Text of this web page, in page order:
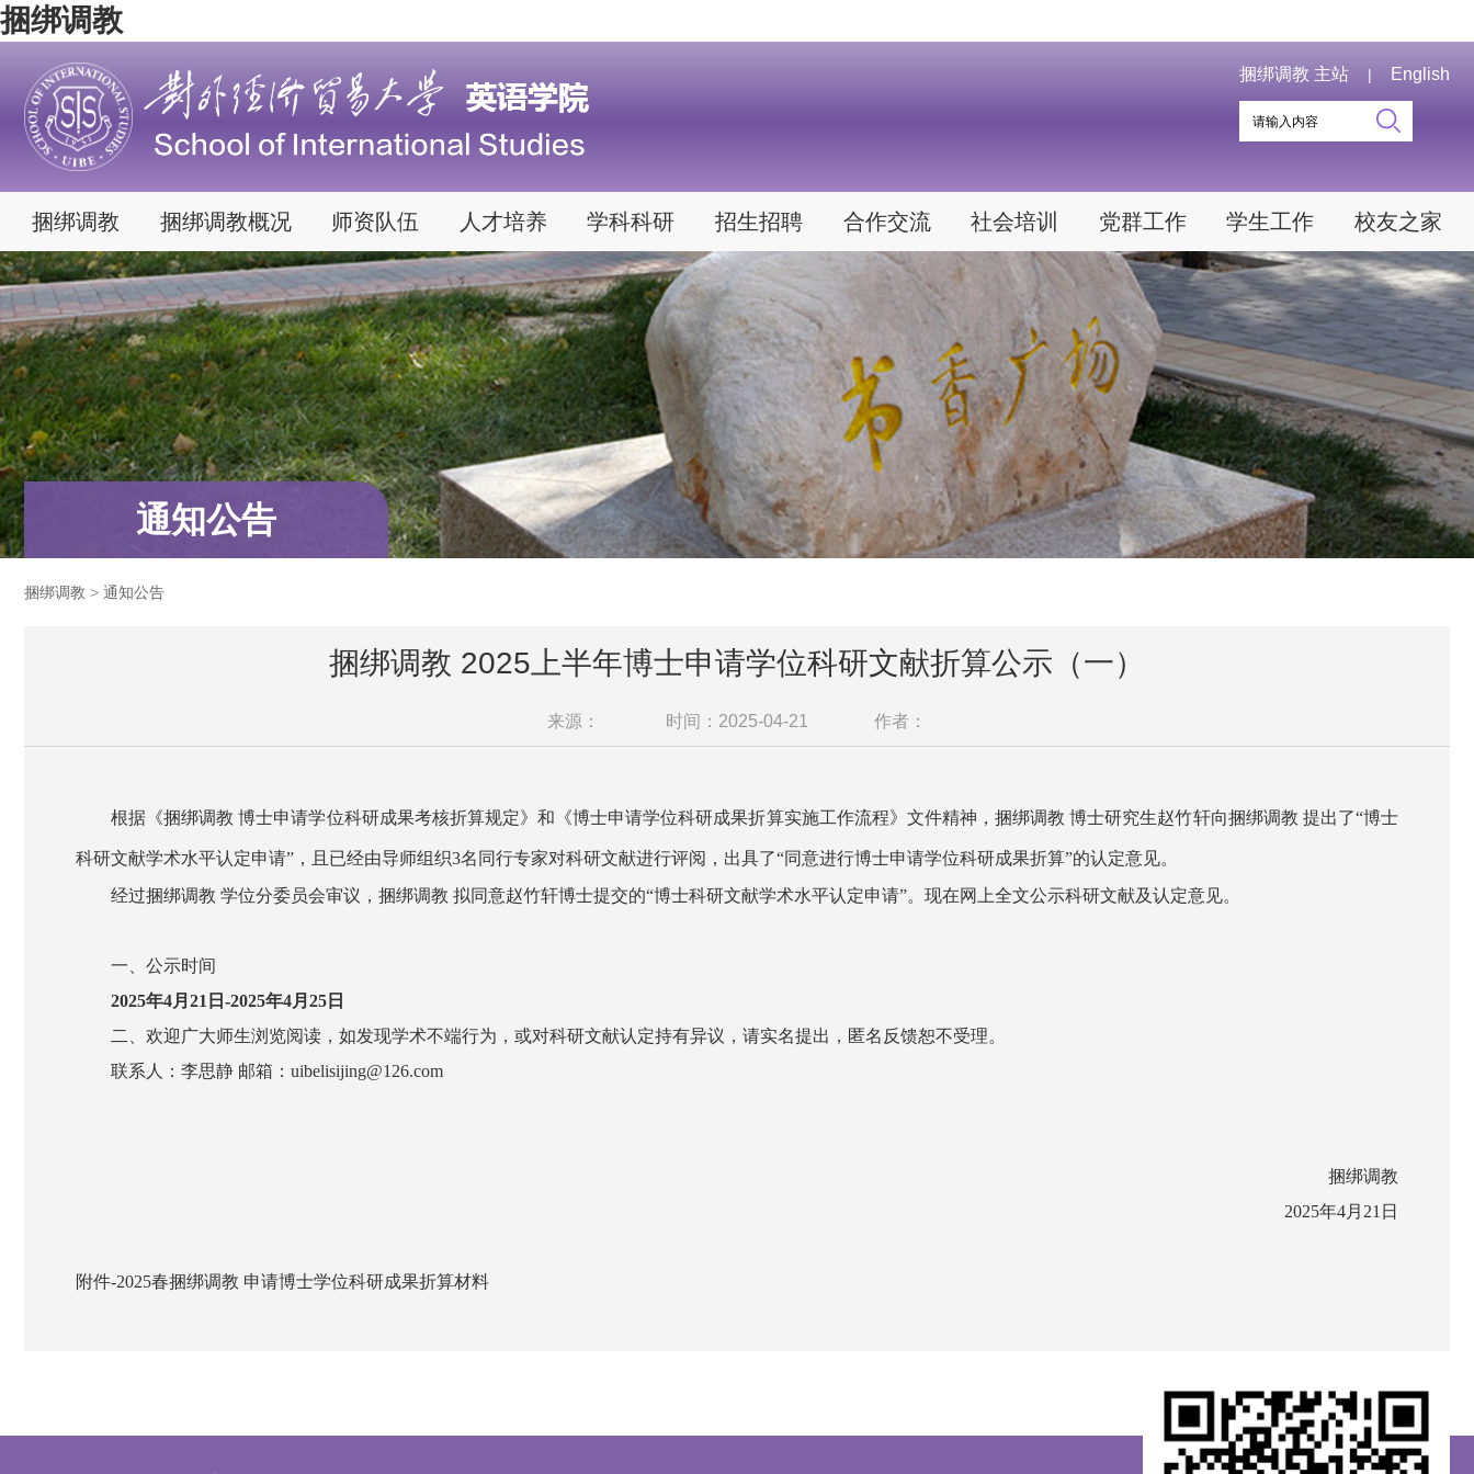
捆绑调教
捆绑调教 主站 | English
捆绑调教 捆绑调教概况 师资队伍 人才培养 学科科研 招生招聘 合作交流 社会培训 党群工作 学生工作 校友之家
通知公告
捆绑调教 > 通知公告
捆绑调教 2025上半年博士申请学位科研文献折算公示（一）
来源： 时间：2025-04-21 作者：
根据《捆绑调教 博士申请学位科研成果考核折算规定》和《博士申请学位科研成果折算实施工作流程》文件精神，捆绑调教 博士研究生赵竹轩向捆绑调教 提出了“博士
科研文献学术水平认定申请”，且已经由导师组织3名同行专家对科研文献进行评阅，出具了“同意进行博士申请学位科研成果折算”的认定意见。
经过捆绑调教 学位分委员会审议，捆绑调教 拟同意赵竹轩博士提交的“博士科研文献学术水平认定申请”。现在网上全文公示科研文献及认定意见。
一、公示时间
2025年4月 21 日-2025年4月 25 日
二、欢迎广大师生浏览阅读，如发现学术不端行为，或对科研文献认定持有异议，请实名提出，匿名反馈恕不受理。
联系人： 李思静 邮箱：uibelisijing@1 26.com
捆绑调教
2025年4月 21 日
附件-2025春捆绑调教 申请博士学位科研成果折算材料